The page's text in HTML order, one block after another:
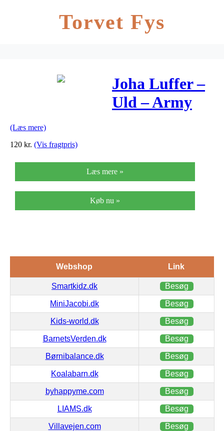
Torvet Fys
Joha Luffer –
Uld – Army
(Læs mere)
120 kr. (Vis fragtpris)
Læs mere »
Køb nu »
Webshop Link
Smartkidz.dk Besøg
MiniJacobi.dk Besøg
Kids-world.dk Besøg
BarnetsVerden.dk Besøg
Børnibalance.dk Besøg
Koalabarn.dk Besøg
byhappyme.com Besøg
LIAMS.dk Besøg
Villavejen.com Besøg